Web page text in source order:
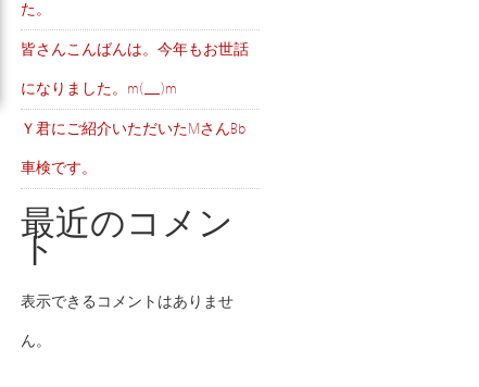
た。
皆さんこんばんは。今年もお世話
になりました。m(__)m
Ｙ君にご紹介いただいたMさんBb
車検です。
最近のコメン
ト
表示できるコメントはありませ
ん。